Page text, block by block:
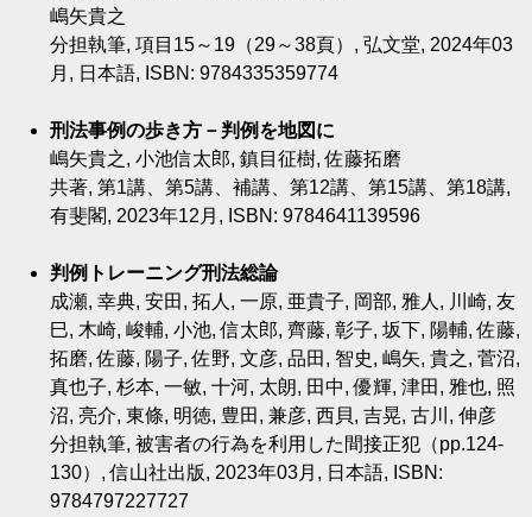
嶋矢貴之
分担執筆, 項目15～19（29～38頁）, 弘文堂, 2024年03
月, 日本語, ISBN: 9784335359774
刑法事例の歩き方－判例を地図に
嶋矢貴之, 小池信太郎, 鎮目征樹, 佐藤拓磨
共著, 第1講、第5講、補講、第12講、第15講、第18講,
有斐閣, 2023年12月, ISBN: 9784641139596
判例トレーニング刑法総論
成瀬, 幸典, 安田, 拓人, 一原, 亜貴子, 岡部, 雅人, 川崎, 友
巳, 木崎, 峻輔, 小池, 信太郎, 齊藤, 彰子, 坂下, 陽輔, 佐藤,
拓磨, 佐藤, 陽子, 佐野, 文彦, 品田, 智史, 嶋矢, 貴之, 菅沼,
真也子, 杉本, 一敏, 十河, 太朗, 田中, 優輝, 津田, 雅也, 照
沼, 亮介, 東條, 明徳, 豊田, 兼彦, 西貝, 吉晃, 古川, 伸彦
分担執筆, 被害者の行為を利用した間接正犯（pp.124-
130）, 信山社出版, 2023年03月, 日本語, ISBN:
9784797227727